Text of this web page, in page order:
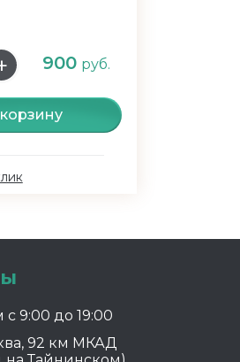
900 руб.
с 9:00 до 19:00
92 км МКАД